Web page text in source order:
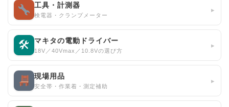
工具・計測器
検電器・クランプメーター
▸
🛠 マキタの電動ドライバー
18V／40Vmax／10.8Vの選び方
▸
現場用品
安全帯・作業着・測定補助
▸